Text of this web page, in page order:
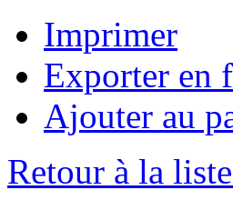
Imprimer
Exporter en
Ajouter au
Retour à la